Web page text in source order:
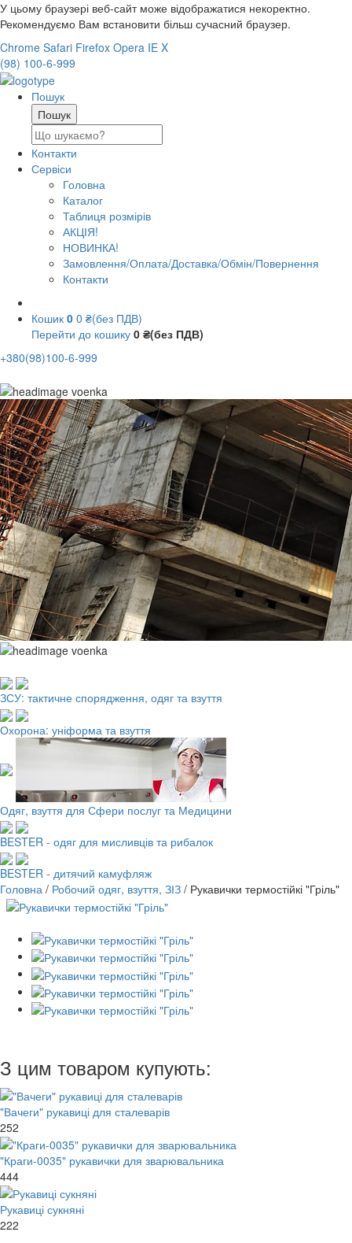
У цьому браузері веб-сайт може відображатися некоректно.
Рекомендуємо Вам встановити більш сучасний браузер.
Chrome Safari Firefox Opera IE X
(98) 100-6-999
Пошук
Контакти
Сервіси
Головна
Каталог
Таблиця розмірів
АКЦІЯ!
НОВИНКА!
Замовлення/Оплата/Доставка/Обмін/Повернення
Контакти
Кошик 0 0 ₴(без ПДВ)
Перейти до кошику 0 ₴(без ПДВ)
+380(98)100-6-999
ЗСУ: тактичне спорядження, одяг та взуття
Охорона: уніформа та взуття
Одяг, взуття для Сфери послуг та Медицини
BESTER - одяг для мисливців та рибалок
BESTER - дитячий камуфляж
Головна / Робочий одяг, взуття, ЗІЗ / Рукавички термостійкі "Гріль"
З цим товаром купують:
"Вачеги" рукавиці для сталеварів
252
"Краги-0035" рукавички для зварювальника
444
Рукавиці сукняні
222